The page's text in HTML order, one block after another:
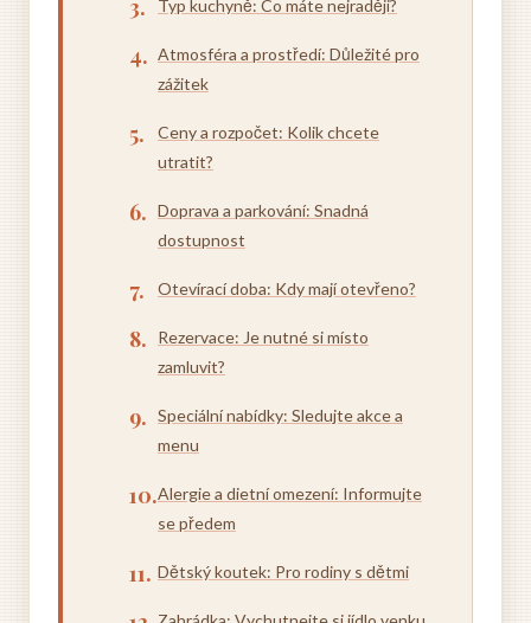
Typ kuchyně: Co máte nejraději?
Atmosféra a prostředí: Důležité pro
zážitek
Ceny a rozpočet: Kolik chcete
utratit?
Doprava a parkování: Snadná
dostupnost
Otevírací doba: Kdy mají otevřeno?
Rezervace: Je nutné si místo
zamluvit?
Speciální nabídky: Sledujte akce a
menu
Alergie a dietní omezení: Informujte
se předem
Dětský koutek: Pro rodiny s dětmi